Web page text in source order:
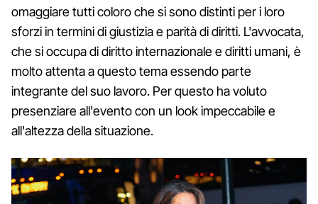
omaggiare tutti coloro che si sono distinti per i loro
sforzi in termini di giustizia e parità di diritti. L'avvocata,
che si occupa di diritto internazionale e diritti umani, è
molto attenta a questo tema essendo parte
integrante del suo lavoro. Per questo ha voluto
presenziare all'evento con un look impeccabile e
all'altezza della situazione.